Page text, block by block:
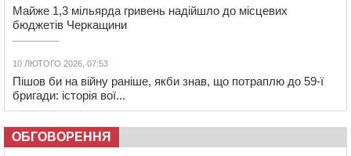
Майже 1,3 мільярда гривень надійшло до місцевих
бюджетів Черкащини
10 ЛЮТОГО 2026, 07:53
Пішов би на війну раніше, якби знав, що потраплю до 59-ї
бригади: історія вої...
ОБГОВОРЕННЯ